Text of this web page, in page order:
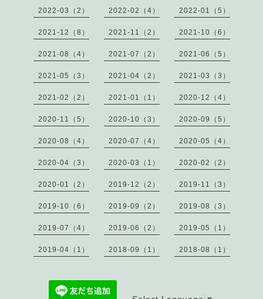
2022-03（2） 2022-02（4） 2022-01（5）
2021-12（8） 2021-11（2） 2021-10（6）
2021-08（4） 2021-07（2） 2021-06（5）
2021-05（3） 2021-04（2） 2021-03（3）
2021-02（2） 2021-01（1） 2020-12（4）
2020-11（5） 2020-10（3） 2020-09（5）
2020-08（4） 2020-07（4） 2020-05（4）
2020-04（3） 2020-03（1） 2020-02（2）
2020-01（2） 2019-12（2） 2019-11（3）
2019-10（6） 2019-09（2） 2019-08（3）
2019-07（4） 2019-06（2） 2019-05（1）
2019-04（1） 2018-09（1） 2018-08（1）